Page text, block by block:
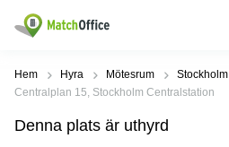
Hyra / hyra ut
Kategorier
Populära
Städer
Populära
sökningar
Hjälp
Hem Hyra Mötesrum Stockholm
Centralplan 15, Stockholm Centralstation
Denna plats är uthyrd